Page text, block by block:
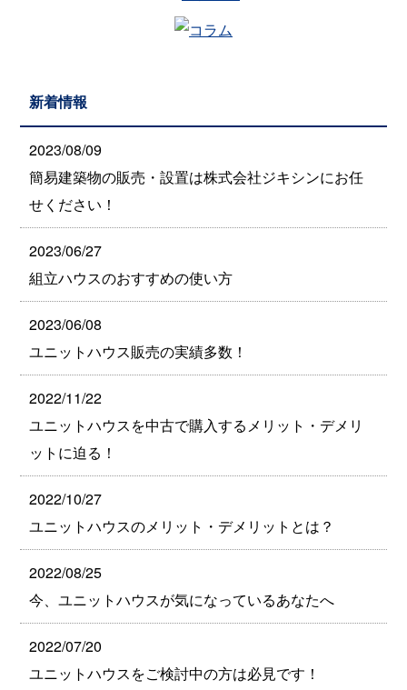
新着情報
2023/08/09
簡易建築物の販売・設置は株式会社ジキシンにお任
せください！
2023/06/27
組立ハウスのおすすめの使い方
2023/06/08
ユニットハウス販売の実績多数！
2022/11/22
ユニットハウスを中古で購入するメリット・デメリ
ットに迫る！
2022/10/27
ユニットハウスのメリット・デメリットとは？
2022/08/25
今、ユニットハウスが気になっているあなたへ
2022/07/20
ユニットハウスをご検討中の方は必見です！